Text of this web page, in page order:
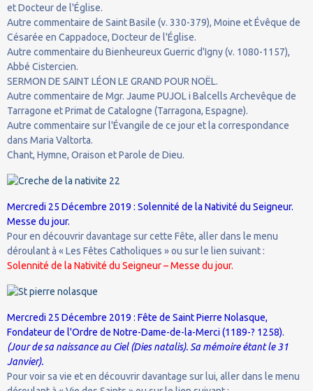
et Docteur de l'Église.
Autre commentaire de Saint Basile (v. 330-379), Moine et Évêque de
Césarée en Cappadoce, Docteur de l'Église.
Autre commentaire du Bienheureux Guerric d'Igny (v. 1080-1157),
Abbé Cistercien.
SERMON DE SAINT LÉON LE GRAND POUR NOËL.
Autre commentaire de Mgr. Jaume PUJOL i Balcells Archevêque de
Tarragone et Primat de Catalogne (Tarragona, Espagne).
Autre commentaire sur l'Évangile de ce jour et la correspondance
dans Maria Valtorta.
Chant, Hymne, Oraison et Parole de Dieu.
Mercredi 25 Décembre 2019 : Solennité de la Nativité du Seigneur.
Messe du jour.
Pour en découvrir davantage sur cette Fête, aller dans le menu
déroulant à « Les Fêtes Catholiques » ou sur le lien suivant :
Solennité de la Nativité du Seigneur – Messe du jour.
Mercredi 25 Décembre 2019 : Fête de Saint Pierre Nolasque,
Fondateur de l'Ordre de Notre-Dame-de-la-Merci (1189-? 1258).
(Jour de sa naissance au Ciel (Dies natalis). Sa mémoire étant le 31
Janvier).
Pour voir sa vie et en découvrir davantage sur lui, aller dans le menu